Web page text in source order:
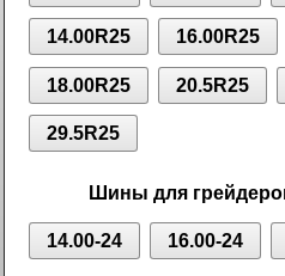
14.00R25 16.00R25
18.00R25 20.5R25
29.5R25
Шины для
14.00-24 16.00-24